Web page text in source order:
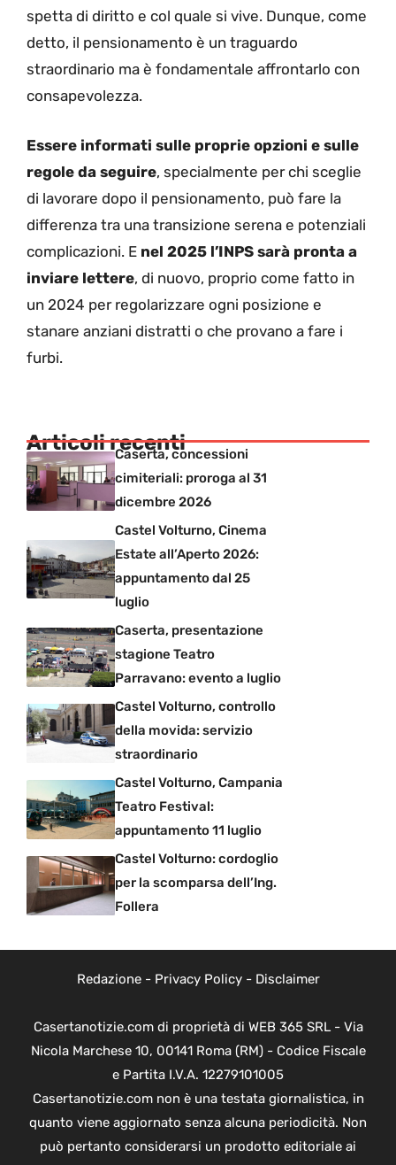
spetta di diritto e col quale si vive. Dunque, come
detto, il pensionamento è un traguardo
straordinario ma è fondamentale affrontarlo con
consapevolezza.
Essere informati sulle proprie opzioni e sulle
regole da seguire, specialmente per chi sceglie
di lavorare dopo il pensionamento, può fare la
differenza tra una transizione serena e potenziali
complicazioni. E nel 2025 l’INPS sarà pronta a
inviare lettere, di nuovo, proprio come fatto in
un 2024 per regolarizzare ogni posizione e
stanare anziani distratti o che provano a fare i
furbi.
Articoli recenti
Caserta, concessioni
cimiteriali: proroga al 31
dicembre 2026
Castel Volturno, Cinema
Estate all’Aperto 2026:
appuntamento dal 25
luglio
Caserta, presentazione
stagione Teatro
Parravano: evento a luglio
Castel Volturno, controllo
della movida: servizio
straordinario
Castel Volturno, Campania
Teatro Festival:
appuntamento 11 luglio
Castel Volturno: cordoglio
per la scomparsa dell’Ing.
Follera
Redazione- Privacy Policy- Disclaimer
Casertanotizie.com di proprietà di WEB 365 SRL - Via
Nicola Marchese 10, 00141 Roma (RM) - Codice Fiscale
e Partita I.V.A. 12279101005
Casertanotizie.com non è una testata giornalistica, in
quanto viene aggiornato senza alcuna periodicità. Non
può pertanto considerarsi un prodotto editoriale ai